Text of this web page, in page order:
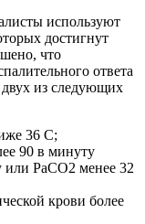
используют
достигнут
что
ответа
двух из следующих
36 С;
90 в минуту
или РаСО2 менее 32
крови более